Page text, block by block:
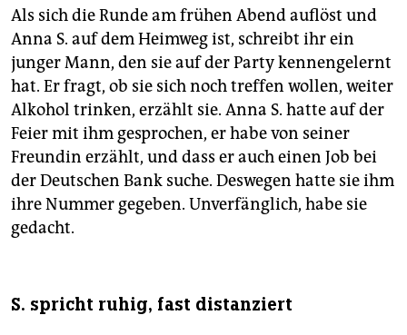
Als sich die Runde am frühen Abend auflöst und
Anna S. auf dem Heimweg ist, schreibt ihr ein
junger Mann, den sie auf der Party kennengelernt
hat. Er fragt, ob sie sich noch treffen wollen, weiter
Alkohol trinken, erzählt sie. Anna S. hatte auf der
Feier mit ihm gesprochen, er habe von seiner
Freundin erzählt, und dass er auch einen Job bei
der Deutschen Bank suche. Deswegen hatte sie ihm
ihre Nummer gegeben. Unverfänglich, habe sie
gedacht.
S. spricht ruhig, fast distanziert